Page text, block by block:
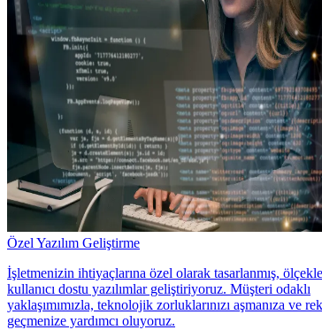
Özel Yazılım Geliştirme
İşletmenizin ihtiyaçlarına özel olarak tasarlanmış,
kullanıcı dostu yazılımlar geliştiriyoruz. Müşteri odaklı
yaklaşımımızla, teknolojik zorluklarınızı aşmanıza ve
geçmenize yardımcı oluyoruz.